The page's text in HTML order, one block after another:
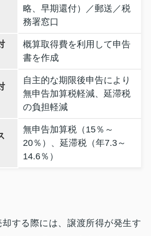
略、早期還付）／郵送／税
務署窓口
概算取得費を利用して申告
書を作成
自主的な期限後申告により
無申告加算税軽減、延滞税
の負担軽減
無申告加算税（15％～
20％）、延滞税（年7.3～
14.6％）
する際には、譲渡所得が発生す